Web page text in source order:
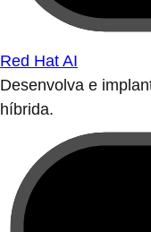
Red Hat AI
Desenvolva e
híbrida.